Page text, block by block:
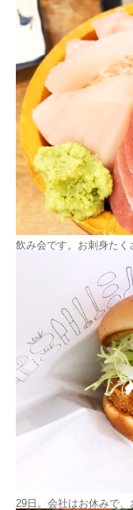
飲み会です。お刺身たく
29日。会社はお休みで、